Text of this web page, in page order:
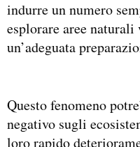
indurre un numero
esplorare aree
un’adeguata
Questo fenomeno
negativo sugli
loro rapido